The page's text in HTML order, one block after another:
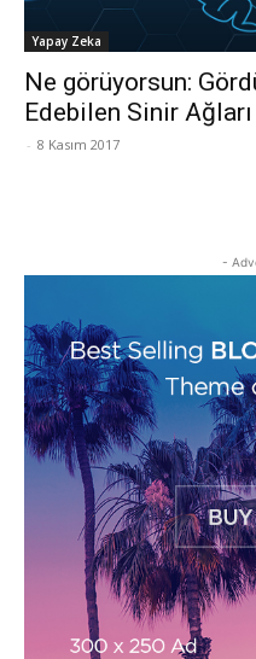
Yapay Zeka
Ne görüyorsun:
Edebilen Sinir Ağları
- 8 Kasım 2017
-